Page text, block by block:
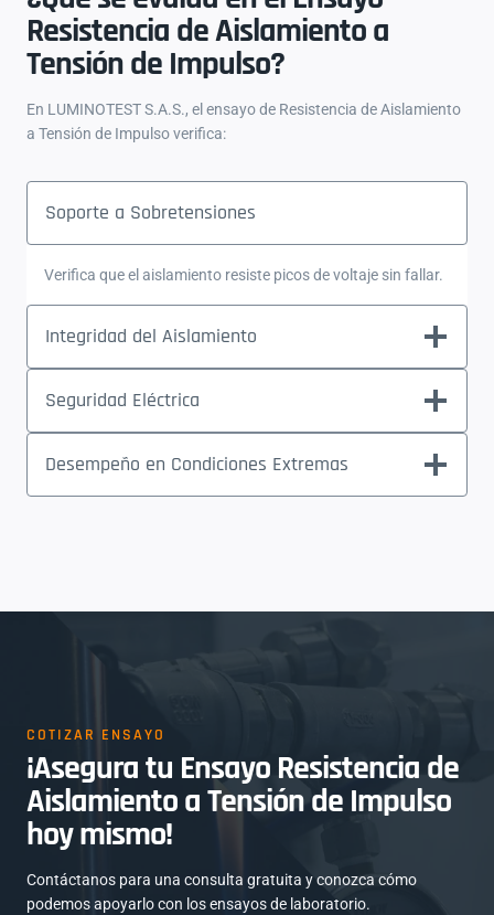
Resistencia de Aislamiento a
Tensión de Impulso?
En LUMINOTEST S.A.S., el ensayo de Resistencia de Aislamiento
a Tensión de Impulso verifica:
Soporte a Sobretensiones
Verifica que el aislamiento resiste picos de voltaje sin fallar.
Integridad del Aislamiento
Seguridad Eléctrica
Desempeño en Condiciones Extremas
COTIZAR ENSAYO
¡Asegura tu Ensayo Resistencia de
Aislamiento a Tensión de Impulso
hoy mismo!
Contáctanos para una consulta gratuita y conozca cómo
podemos apoyarlo con los ensayos de laboratorio.